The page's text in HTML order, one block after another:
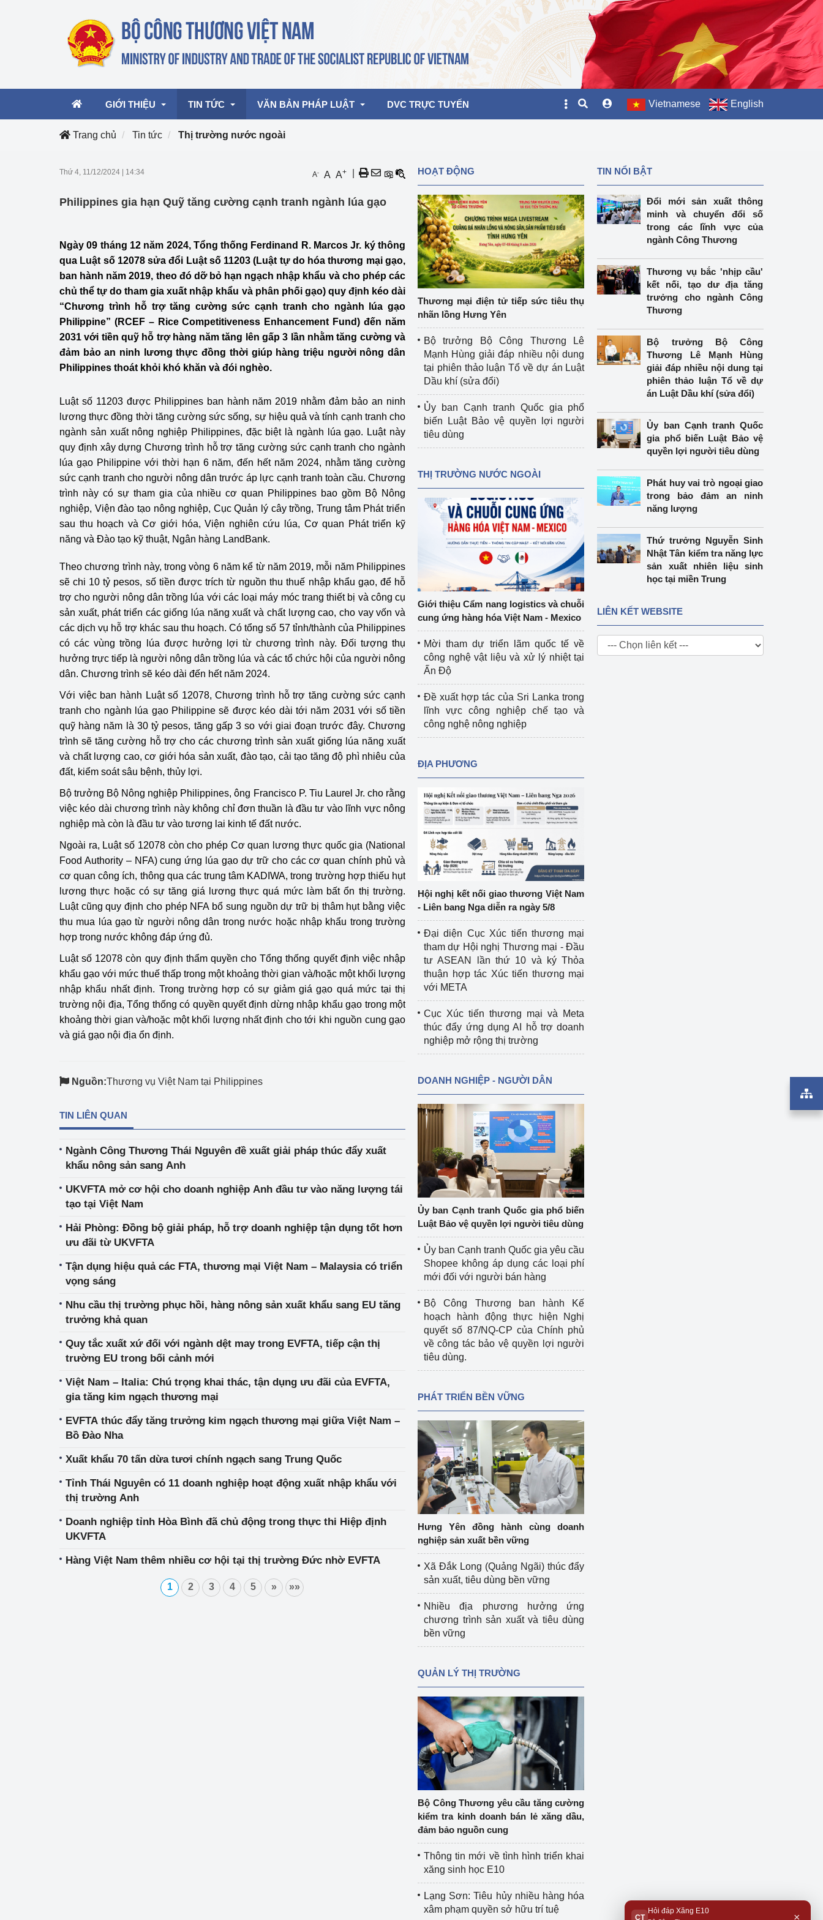
GIỚI THIỆU TIN TỨC
Hoạt động của Lãnh đạo Bộ
mại, Dịch vụ Việt Nam 2026
Hoạt động của Bộ trưởng
Công Thương - Công luận
Họp báo
Thông cáo báo chí
Điểm báo
Chuyển đổi số
Lịch sử phát triển
Bản tin Thị trường Nông Lâm Thủy sản
Phát triển bền vững
Tổ chức kiểm định
Tổ chức kiểm định kỹ thuật an toàn lao
động thuộc thẩm quyền quản lý của
Bộ Công Thương
Tổ chức được cấp GCN đăng ký, hoạt
động kiểm định thiết bị, dụng cụ điện
làm việc ở môi trường không có nguy
Cơ sở sản xuất, sửa chữa chai chứa
LPG
Tổ chức huấn luyện, bồi dưỡng
nghiệp vụ kiểm định kỹ thuật an toàn
lao động
Văn hóa ngành Công Thương
Tái cơ cấu ngành Công Thương
Quản lý thị trường
Sử dụng năng lượng tiết kiệm và
Khoa học, công nghệ và đổi mới sáng
tạo
Thông báo
Bảo vệ môi trường Video bảo vệ môi trường
Văn bản về môi trường
Đọc báo giúp bạn
Bảo vệ nền tảng tư tưởng của Đảng
Doanh nghiệp - Người dân
Xúc tiến thương mại Khu vực miền Bắc
Khu vực miền Trung
Thị trường nước ngoàiHiệp định EVFTA
Thị trường châu Âu – châu Mỹ
Ngành Công Thương đưa nghị quyết
Đại hội XIV của Đảng vào cuộc sống
Phát triển công nghiệpCông nghiệp nền tảng
Chính sách
Sản xuất công nghiệp
Phát triển năng lượng
VĂN BẢN PHÁP LUẬT DVC TRỰC TUYẾN Vietnamese English
Trang chủ Tin tức Thị trường nước ngoài
Thứ 4, 11/12/2024 14:34 A- A A+
Philippines gia hạn Quỹ tăng cường cạnh tranh ngành lúa gạo
Ngày 09 tháng 12 năm 2024, Tổng thống Ferdinand R. Marcos Jr. ký thông
qua Luật số 12078 sửa đổi Luật số 11203 (Luật tự do hóa thương mại gạo,
ban hành năm 2019, theo đó dỡ bỏ hạn ngạch nhập khẩu và cho phép các
chủ thể tự do tham gia xuất nhập khẩu và phân phối gạo) quy định kéo dài
“Chương trình hỗ trợ tăng cường sức cạnh tranh cho ngành lúa gạo
Philippine” (RCEF – Rice Competitiveness Enhancement Fund) đến năm
2031 với tiền quỹ hỗ trợ hàng năm tăng lên gấp 3 lần nhằm tăng cường và
đảm bảo an ninh lương thực đồng thời giúp hàng triệu người nông dân
Philippines thoát khỏi khó khăn và đói nghèo.
Luật số 11203 được Philippines ban hành năm 2019 nhằm đảm bảo an ninh
lương thực đồng thời tăng cường sức sống, sự hiệu quả và tính cạnh tranh cho
ngành sản xuất nông nghiệp Philippines, đặc biệt là ngành lúa gạo. Luật này
quy định xây dựng Chương trình hỗ trợ tăng cường sức cạnh tranh cho ngành
lúa gạo Philippine với thời hạn 6 năm, đến hết năm 2024, nhằm tăng cường
sức cạnh tranh cho người nông dân trước áp lực cạnh tranh toàn cầu. Chương
trình này có sự tham gia của nhiều cơ quan Philippines bao gồm Bộ Nông
nghiệp, Viện đào tạo nông nghiệp, Cục Quản lý cây trồng, Trung tâm Phát triển
sau thu hoạch và Cơ giới hóa, Viện nghiên cứu lúa, Cơ quan Phát triển kỹ
năng và Đào tạo kỹ thuật, Ngân hàng LandBank.
Theo chương trình này, trong vòng 6 năm kể từ năm 2019, mỗi năm Philippines
sẽ chi 10 tỷ pesos, số tiền được trích từ nguồn thu thuế nhập khẩu gạo, để hỗ
trợ cho người nông dân trồng lúa với các loại máy móc trang thiết bị và công cụ
sản xuất, phát triển các giống lúa năng xuất và chất lượng cao, cho vay vốn và
các dịch vụ hỗ trợ khác sau thu hoạch. Có tổng số 57 tỉnh/thành của Philippines
có các vùng trồng lúa được hưởng lợi từ chương trình này. Đối tượng thụ
hưởng trực tiếp là người nông dân trồng lúa và các tổ chức hội của người nông
dân. Chương trình sẽ kéo dài đến hết năm 2024.
Với việc ban hành Luật số 12078, Chương trình hỗ trợ tăng cường sức cạnh
tranh cho ngành lúa gạo Philippine sẽ được kéo dài tới năm 2031 với số tiền
quỹ hàng năm là 30 tỷ pesos, tăng gấp 3 so với giai đoạn trước đây. Chương
trình sẽ tăng cường hỗ trợ cho các chương trình sản xuất giống lúa năng xuất
và chất lượng cao, cơ giới hóa sản xuất, đào tạo, cải tạo tăng độ phì nhiêu của
đất, kiểm soát sâu bệnh, thủy lợi.
Bộ trưởng Bộ Nông nghiệp Philippines, ông Francisco P. Tiu Laurel Jr. cho rằng
việc kéo dài chương trình này không chỉ đơn thuần là đầu tư vào lĩnh vực nông
nghiệp mà còn là đầu tư vào tương lai kinh tế đất nước.
Ngoài ra, Luật số 12078 còn cho phép Cơ quan lương thực quốc gia (National
Food Authority – NFA) cung ứng lúa gạo dự trữ cho các cơ quan chính phủ và
cơ quan công ích, thông qua các trung tâm KADIWA, trong trường hợp thiếu hụt
lương thực hoặc có sự tăng giá lương thực quá mức làm bất ổn thị trường.
Luật cũng quy định cho phép NFA bổ sung nguồn dự trữ bị thâm hụt bằng việc
thu mua lúa gạo từ người nông dân trong nước hoặc nhập khẩu trong trường
hợp trong nước không đáp ứng đủ.
Luật số 12078 còn quy định thẩm quyền cho Tổng thống quyết định việc nhập
khẩu gạo với mức thuế thấp trong một khoảng thời gian và/hoặc một khối lượng
nhập khẩu nhất định. Trong trường hợp có sự giảm giá gạo quá mức tại thị
trường nội địa, Tổng thống có quyền quyết định dừng nhập khẩu gạo trong một
khoảng thời gian và/hoặc một khối lượng nhất định cho tới khi nguồn cung gạo
và giá gạo nội địa ổn định.
Nguồn:Thương vụ Việt Nam tại Philippines
TIN LIÊN QUAN
Ngành Công Thương Thái Nguyên đề xuất giải pháp thúc đẩy xuất
khẩu nông sản sang Anh
UKVFTA mở cơ hội cho doanh nghiệp Anh đầu tư vào năng lượng tái
tạo tại Việt Nam
Hải Phòng: Đồng bộ giải pháp, hỗ trợ doanh nghiệp tận dụng tốt hơn
ưu đãi từ UKVFTA
Tận dụng hiệu quả các FTA, thương mại Việt Nam – Malaysia có triển
vọng sáng
Nhu cầu thị trường phục hồi, hàng nông sản xuất khẩu sang EU tăng
trưởng khả quan
Quy tắc xuất xứ đối với ngành dệt may trong EVFTA, tiếp cận thị
trường EU trong bối cảnh mới
Việt Nam – Italia: Chú trọng khai thác, tận dụng ưu đãi của EVFTA,
gia tăng kim ngạch thương mại
EVFTA thúc đẩy tăng trưởng kim ngạch thương mại giữa Việt Nam –
Bồ Đào Nha
Xuất khẩu 70 tấn dừa tươi chính ngạch sang Trung Quốc
Tỉnh Thái Nguyên có 11 doanh nghiệp hoạt động xuất nhập khẩu với
thị trường Anh
Doanh nghiệp tỉnh Hòa Bình đã chủ động trong thực thi Hiệp định
UKVFTA
Hàng Việt Nam thêm nhiều cơ hội tại thị trường Đức nhờ EVFTA
1 2 3 4 5 » »»
HOẠT ĐỘNG
Thương mại điện tử tiếp sức tiêu thụ
nhãn lồng Hưng Yên
Bộ trưởng Bộ Công Thương Lê
Mạnh Hùng giải đáp nhiều nội dung
tại phiên thảo luận Tổ về dự án Luật
Dầu khí (sửa đổi)
Ủy ban Cạnh tranh Quốc gia phổ
biến Luật Bảo vệ quyền lợi người
tiêu dùng
THỊ TRƯỜNG NƯỚC NGOÀI
Giới thiệu Cẩm nang logistics và chuỗi
cung ứng hàng hóa Việt Nam - Mexico
Mời tham dự triển lãm quốc tế về
công nghệ vật liệu và xử lý nhiệt tại
Ấn Độ
Đề xuất hợp tác của Sri Lanka trong
lĩnh vực công nghiệp chế tạo và
công nghệ nông nghiệp
ĐỊA PHƯƠNG
Hội nghị kết nối giao thương Việt Nam
- Liên bang Nga diễn ra ngày 5/8
Đại diện Cục Xúc tiến thương mại
tham dự Hội nghị Thương mại - Đầu
tư ASEAN lần thứ 10 và ký Thỏa
thuận hợp tác Xúc tiến thương mại
với META
Cục Xúc tiến thương mại và Meta
thúc đẩy ứng dụng AI hỗ trợ doanh
nghiệp mở rộng thị trường
DOANH NGHIỆP - NGƯỜI DÂN
Ủy ban Cạnh tranh Quốc gia phổ biến
Luật Bảo vệ quyền lợi người tiêu dùng
Ủy ban Cạnh tranh Quốc gia yêu cầu
Shopee không áp dụng các loại phí
mới đối với người bán hàng
Bộ Công Thương ban hành Kế
hoạch hành động thực hiện Nghị
quyết số 87/NQ-CP của Chính phủ
về công tác bảo vệ quyền lợi người
tiêu dùng.
PHÁT TRIỂN BỀN VỮNG
Hưng Yên đồng hành cùng doanh
nghiệp sản xuất bền vững
Xã Đắk Long (Quảng Ngãi) thúc đẩy
sản xuất, tiêu dùng bền vững
Nhiều địa phương hưởng ứng
chương trình sản xuất và tiêu dùng
bền vững
QUẢN LÝ THỊ TRƯỜNG
Bộ Công Thương yêu cầu tăng cường
kiểm tra kinh doanh bán lẻ xăng dầu,
đảm bảo nguồn cung
Thông tin mới về tình hình triển khai
xăng sinh học E10
Lạng Sơn: Tiêu hủy nhiều hàng hóa
xâm phạm quyền sở hữu trí tuệ
TIN NỔI BẬT
Đổi mới sản xuất thông
minh và chuyển đổi số
trong các lĩnh vực của
ngành Công Thương
Thương vụ bắc 'nhịp cầu'
kết nối, tạo dư địa tăng
trưởng cho ngành Công
Thương
Bộ trưởng Bộ Công
Thương Lê Mạnh Hùng
giải đáp nhiều nội dung tại
phiên thảo luận Tổ về dự
án Luật Dầu khí (sửa đổi)
Ủy ban Cạnh tranh Quốc
gia phổ biến Luật Bảo vệ
quyền lợi người tiêu dùng
Phát huy vai trò ngoại giao
trong bảo đảm an ninh
năng lượng
Thứ trưởng Nguyễn Sinh
Nhật Tân kiểm tra năng lực
sản xuất nhiên liệu sinh
học tại miền Trung
LIÊN KẾT WEBSITE
CT
Hỏi đáp Xăng E10
×